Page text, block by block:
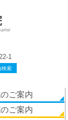
1
ご案内
ご案内